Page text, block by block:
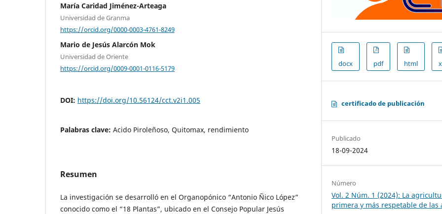
María Caridad Jiménez-Arteaga
Universidad de Granma
https://orcid.org/0000-0003-4761-8249
Mario de Jesús Alarcón Mok
Universidad de Oriente
https://orcid.org/0009-0001-0116-5179
DOI: https://doi.org/10.56124/cct.v2i1.005
Palabras clave: Acido Piroleñoso, Quitomax, rendimiento
Resumen
La investigación se desarrolló en el Organopónico “Antonio Ñico López”
conocido como el “18 Plantas”, ubicado en el Consejo Popular Jesús
docx pdf html
certificado de publicación
Publicado
18-09-2024
Número
Vol. 2 Núm. 1 (2024): La
primera y más respetable de las